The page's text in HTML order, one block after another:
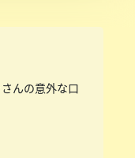
んの意外な口